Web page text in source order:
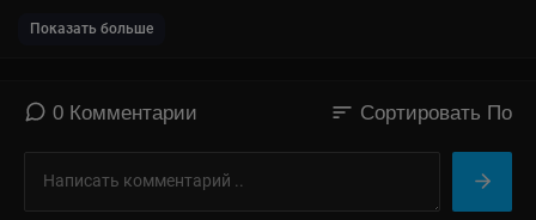
Показать больше
0 Комментарии sort Сортировать По